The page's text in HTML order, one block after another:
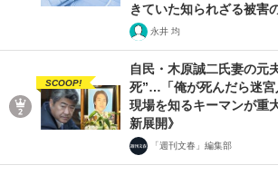
きていた知られざる被害
永井 均
SCOOP!
自民・木原誠二氏妻の元
死”…「俺が死んだら迷宮
現場を知るキーマンが重
新展開》
「週刊文春」編集部